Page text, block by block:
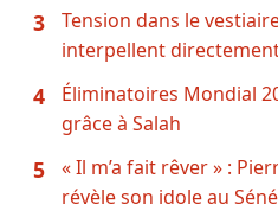
3
Tension dans le
interpellent
4
Éliminatoires Mondial
grâce à Salah
5
« Il m’a fait rêver » :
révèle son idole au